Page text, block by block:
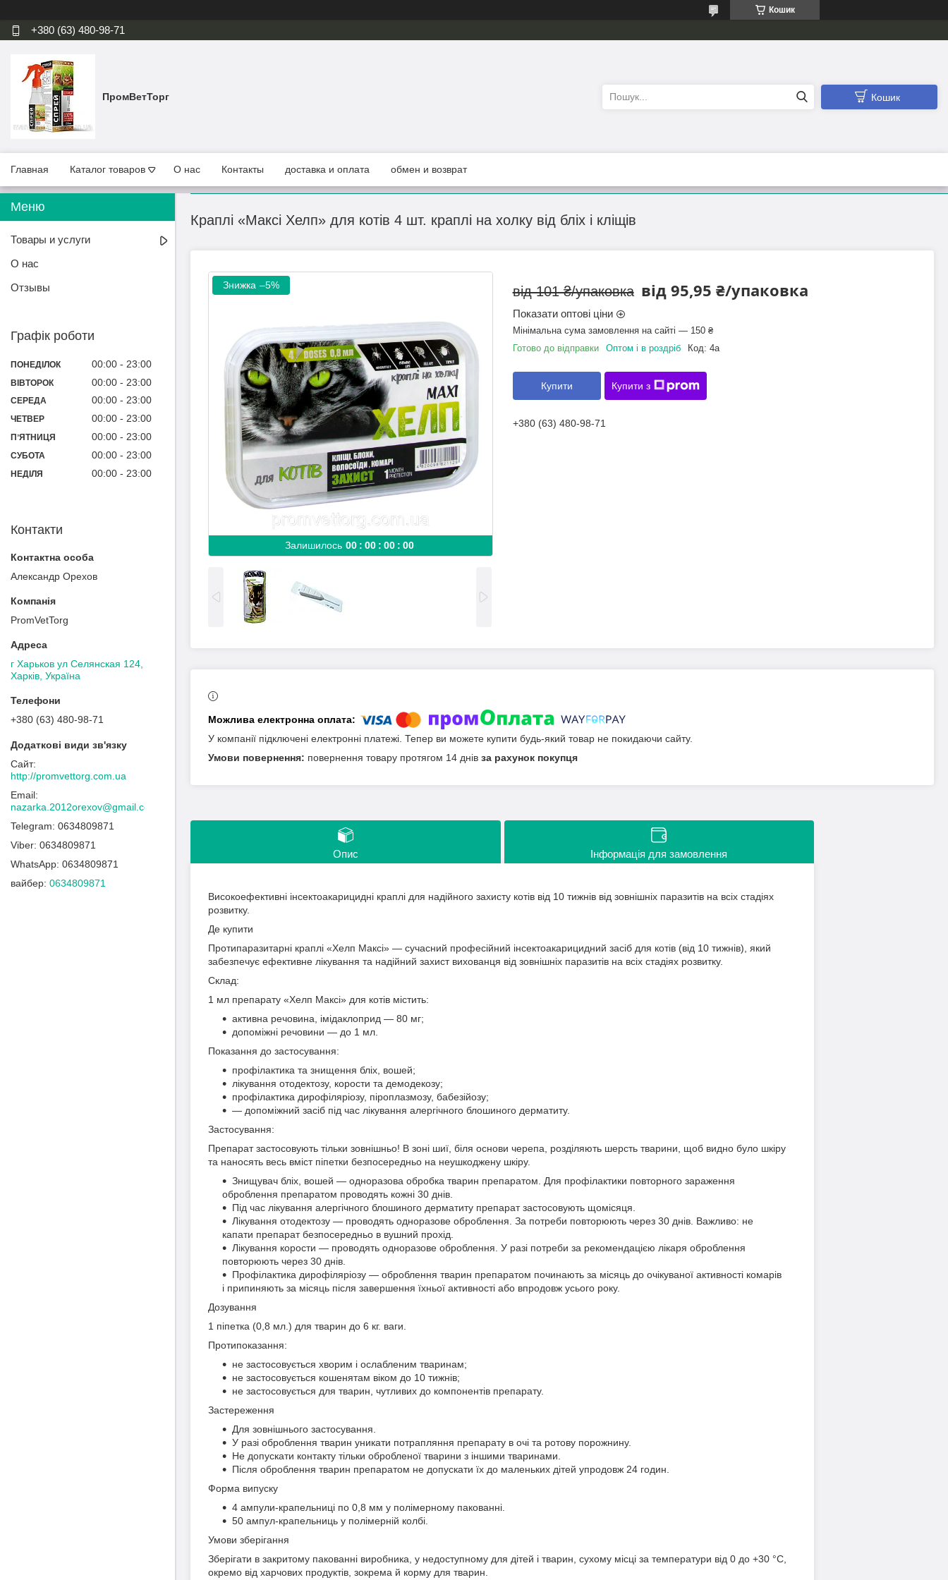
Кошик
+380 (63) 480-98-71
ПромВетТорг Кошик
Главная Каталог товаров О нас Контакты доставка и оплата обмен и возврат
Краплі «Максі Хелп» для котів 4 шт. краплі на холку від бліх і кліщів
Залишилось 00 00 00 00
–5% від 101 ₴/упаковка від 95,95 ₴/упаковка
Показати оптові ціни
Мінімальна сума замовлення на сайті — 150 ₴
Готово до відправки
Оптом і в роздріб Код: 4а
Купити Купити з
+380 (63) 480-98-71
У компанії підключені електронні платежі. Тепер ви можете купити будь-який товар не покидаючи сайту.
повернення товару протягом 14 днів за рахунок покупця
Опис Інформація для замовлення
Високоефективні інсектоакарицидні краплі для надійного захисту котів від 10 тижнів від зовнішніх паразитів на всіх стадіях
розвитку.
Де купити
Протипаразитарні краплі «Хелп Максі» — сучасний професійний інсектоакарицидний засіб для котів (від 10 тижнів), який
забезпечує ефективне лікування та надійний захист вихованця від зовнішніх паразитів на всіх стадіях розвитку.
Склад:
1 мл препарату «Хелп Максі» для котів містить:
активна речовина, імідаклоприд — 80 мг;
допоміжні речовини — до 1 мл.
Показання до застосування:
профілактика та знищення бліх, вошей;
лікування отодектозу, корости та демодекозу;
профілактика дирофіляріозу, піроплазмозу, бабезійозу;
— допоміжний засіб під час лікування алергічного блошиного дерматиту.
Застосування:
Препарат застосовують тільки зовнішньо! В зоні шиї, біля основи черепа, розділяють шерсть тварини, щоб видно було шкіру
та наносять весь вміст піпетки безпосередньо на неушкоджену шкіру.
Знищувач бліх, вошей — одноразова обробка тварин препаратом. Для профілактики повторного зараження
оброблення препаратом проводять кожні 30 днів.
Під час лікування алергічного блошиного дерматиту препарат застосовують щомісяця.
Лікування отодектозу — проводять одноразове оброблення. За потреби повторюють через 30 днів. Важливо: не
капати препарат безпосередньо в вушний прохід.
Лікування корости — проводять одноразове оброблення. У разі потреби за рекомендацією лікаря оброблення
повторюють через 30 днів.
Профілактика дирофіляріозу — оброблення тварин препаратом починають за місяць до очікуваної активності комарів
і припиняють за місяць після завершення їхньої активності або впродовж усього року.
Дозування
1 піпетка (0,8 мл.) для тварин до 6 кг. ваги.
Протипоказання:
не застосовується хворим і ослабленим тваринам;
не застосовується кошенятам віком до 10 тижнів;
не застосовується для тварин, чутливих до компонентів препарату.
Застереження
Для зовнішнього застосування.
У разі оброблення тварин уникати потрапляння препарату в очі та ротову порожнину.
Не допускати контакту тільки обробленої тварини з іншими тваринами.
Після оброблення тварин препаратом не допускати їх до маленьких дітей упродовж 24 годин.
Форма випуску
4 ампули-крапельниці по 0,8 мм у полімерному пакованні.
50 ампул-крапельниць у полімерній колбі.
Умови зберігання
Зберігати в закритому пакованні виробника, у недоступному для дітей і тварин, сухому місці за температури від 0 до +30 °C,
окремо від харчових продуктів, зокрема й корму для тварин.
Товары и услуги
О нас
Отзывы
Графік роботи
ПОНЕДІЛОК 00:00 23:00
ВІВТОРОК 00:00 23:00
СЕРЕДА 00:00 23:00
ЧЕТВЕР 00:00 23:00
ПʼЯТНИЦЯ 00:00 23:00
СУБОТА 00:00 23:00
НЕДІЛЯ 00:00 23:00
Контакти
Александр Орехов
PromVetTorg
г Харьков ул Селянская 124,
Харків, Україна
+380 (63) 480-98-71
http://promvettorg.com.ua
nazarka.2012orexov@gmail.com
0634809871
0634809871
0634809871
вайбер 0634809871